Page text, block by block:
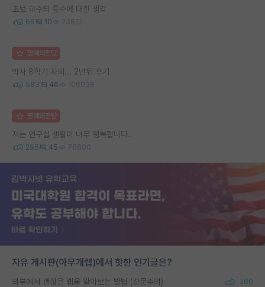
초보 교수의 통수에 대한 생각
69 10 23812
명예의전당
박사 8학기 자퇴... 2년뒤 후기
583 46 106038
명예의전당
저는 연구실 생활이 너무 행복합니다..
295 45 78800
자유 게시판(아무개랩)에서 핫한 인기글은?
외부에서 괜찮은 랩을 알아보는 방법 (장문주의) 280